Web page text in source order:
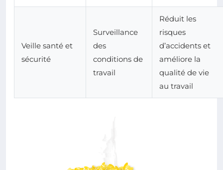
Veille santé et
sécurité
Surveillance
des
conditions de
travail
Réduit les
risques
d’accidents et
améliore la
qualité de vie
au travail